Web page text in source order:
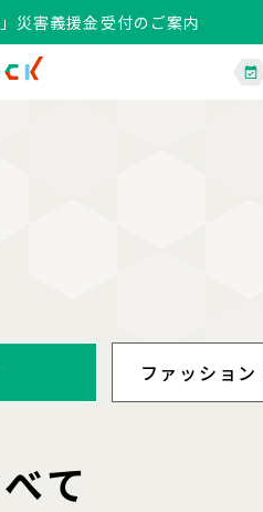
災害義援金受付のご案内
ファッショ
て